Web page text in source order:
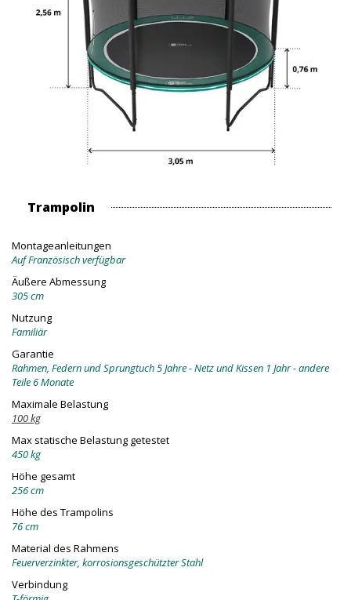
Trampolin
Montageanleitungen
Auf Französisch verfügbar
Äußere Abmessung
305 cm
Nutzung
Familiär
Garantie
Rahmen, Federn und Sprungtuch 5 Jahre - Netz und Kissen 1 Jahr - andere
Teile 6 Monate
Maximale Belastung
100 kg
Max statische Belastung getestet
450 kg
Höhe gesamt
256 cm
Höhe des Trampolins
76 cm
Material des Rahmens
Feuerverzinkter, korrosionsgeschützter Stahl
Verbindung